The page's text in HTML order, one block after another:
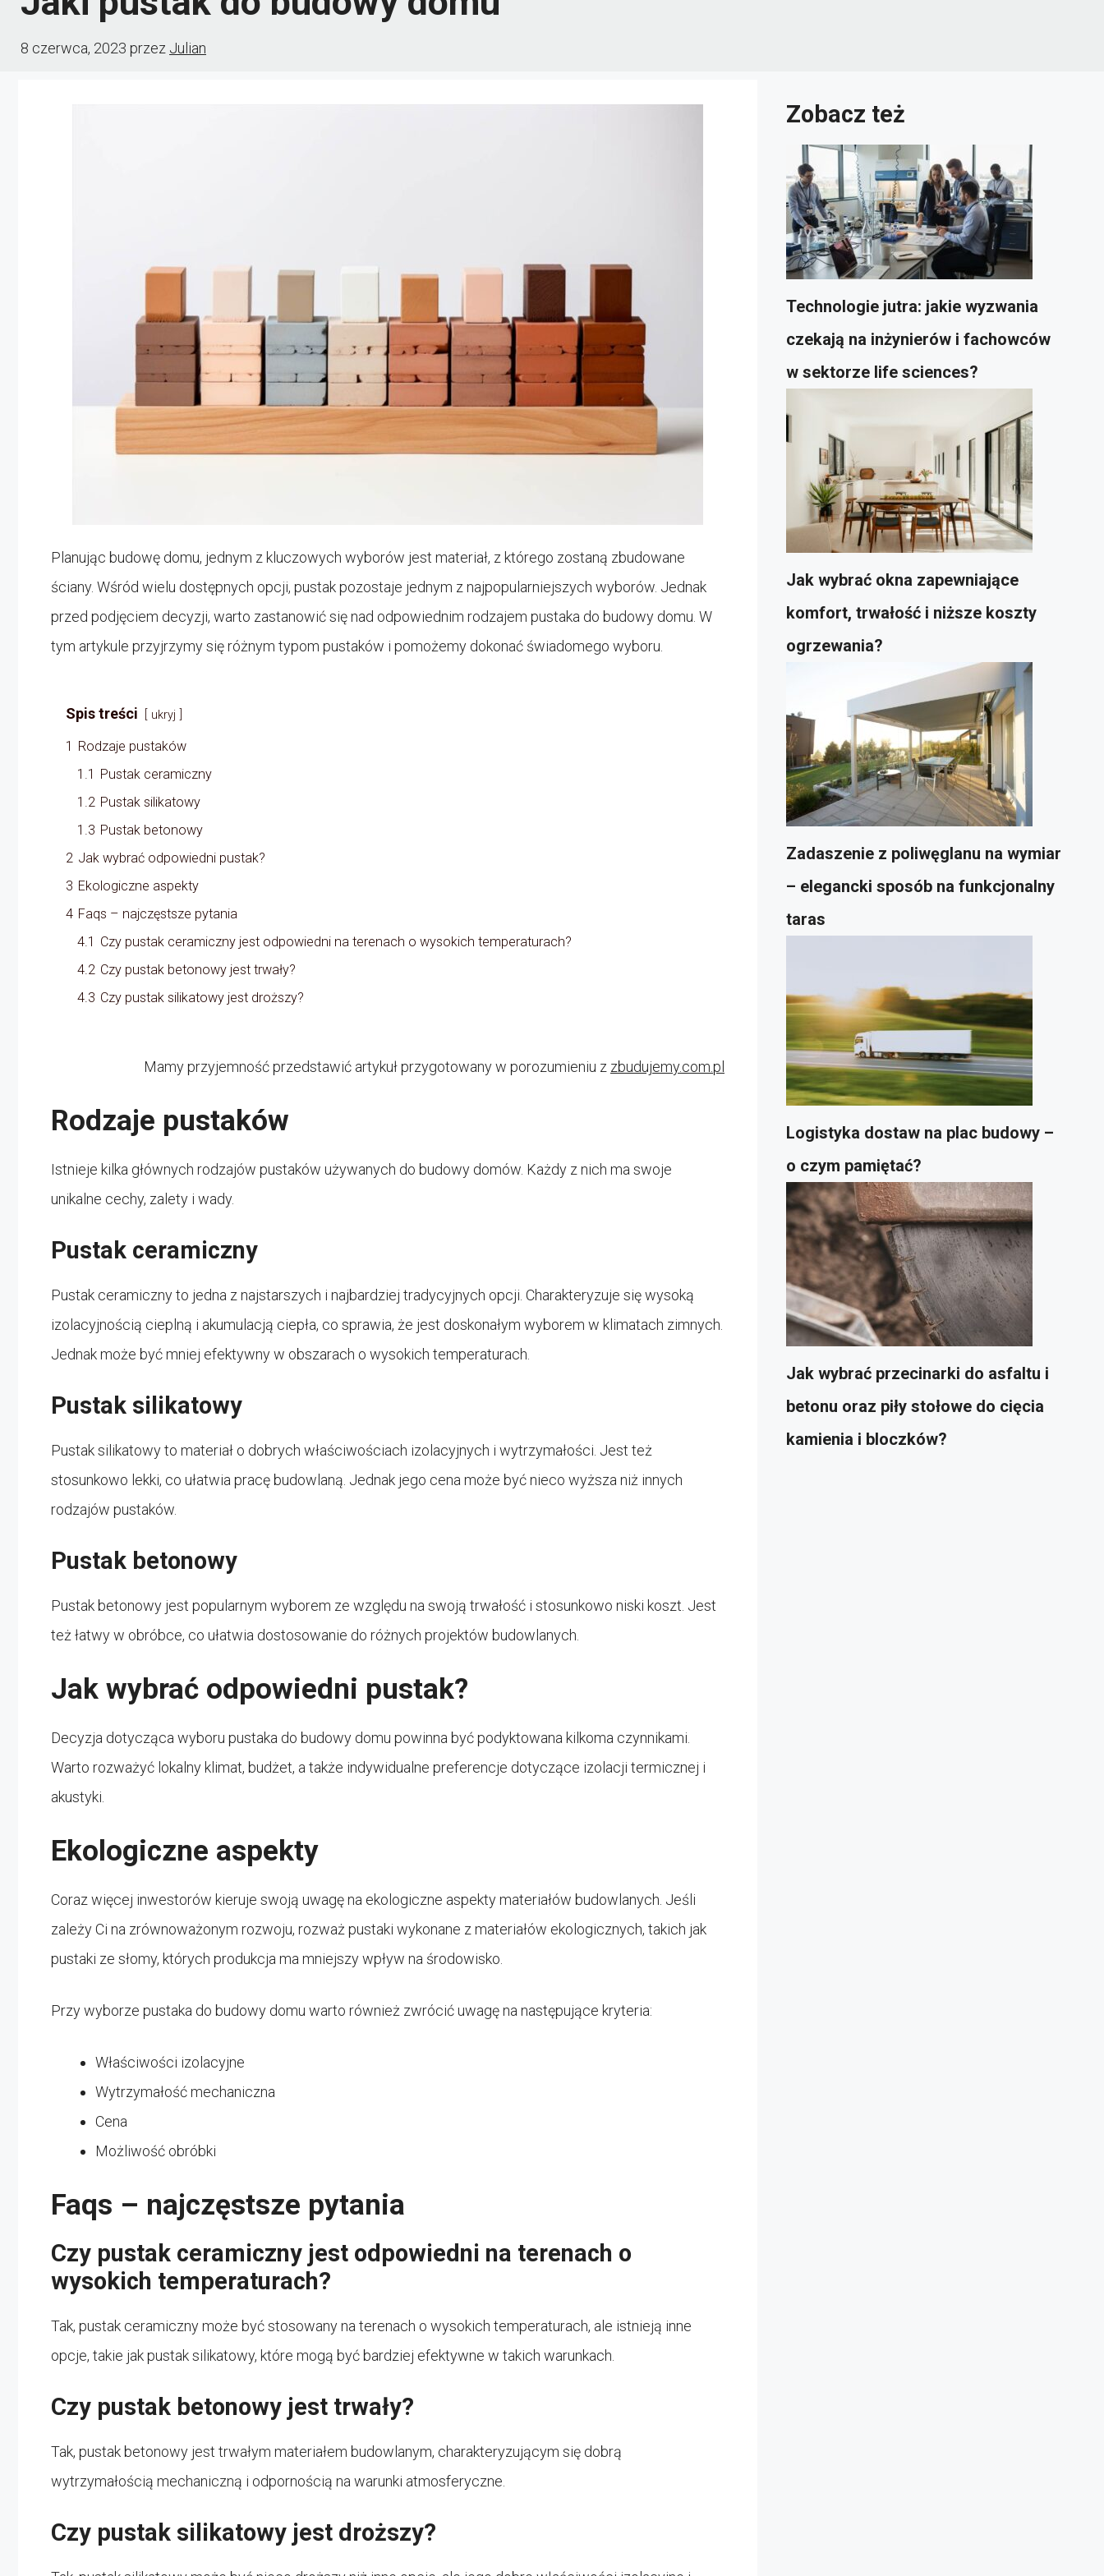
8 czerwca, 2023 przez Julian
Planując budowę domu, jednym z kluczowych wyborów jest materiał, z którego zostaną zbudowane
ściany. Wśród wielu dostępnych opcji, pustak pozostaje jednym z najpopularniejszych wyborów. Jednak
przed podjęciem decyzji, warto zastanowić się nad odpowiednim rodzajem pustaka do budowy domu. W
tym artykule przyjrzymy się różnym typom pustaków i pomożemy dokonać świadomego wyboru.
Spis treści ukryj
1 Rodzaje pustaków
1.1 Pustak ceramiczny
1.2 Pustak silikatowy
1.3 Pustak betonowy
2 Jak wybrać odpowiedni pustak?
3 Ekologiczne aspekty
4 Faqs – najczęstsze pytania
4.1 Czy pustak ceramiczny jest odpowiedni na terenach o wysokich temperaturach?
4.2 Czy pustak betonowy jest trwały?
4.3 Czy pustak silikatowy jest droższy?
Mamy przyjemność przedstawić artykuł przygotowany w porozumieniu z zbudujemy.com.pl
Rodzaje pustaków
Istnieje kilka głównych rodzajów pustaków używanych do budowy domów. Każdy z nich ma swoje
unikalne cechy, zalety i wady.
Pustak ceramiczny
Pustak ceramiczny to jedna z najstarszych i najbardziej tradycyjnych opcji. Charakteryzuje się wysoką
izolacyjnością cieplną i akumulacją ciepła, co sprawia, że jest doskonałym wyborem w klimatach zimnych.
Jednak może być mniej efektywny w obszarach o wysokich temperaturach.
Pustak silikatowy
Pustak silikatowy to materiał o dobrych właściwościach izolacyjnych i wytrzymałości. Jest też
stosunkowo lekki, co ułatwia pracę budowlaną. Jednak jego cena może być nieco wyższa niż innych
rodzajów pustaków.
Pustak betonowy
Pustak betonowy jest popularnym wyborem ze względu na swoją trwałość i stosunkowo niski koszt. Jest
też łatwy w obróbce, co ułatwia dostosowanie do różnych projektów budowlanych.
Jak wybrać odpowiedni pustak?
Decyzja dotycząca wyboru pustaka do budowy domu powinna być podyktowana kilkoma czynnikami.
Warto rozważyć lokalny klimat, budżet, a także indywidualne preferencje dotyczące izolacji termicznej i
akustyki.
Ekologiczne aspekty
Coraz więcej inwestorów kieruje swoją uwagę na ekologiczne aspekty materiałów budowlanych. Jeśli
zależy Ci na zrównoważonym rozwoju, rozważ pustaki wykonane z materiałów ekologicznych, takich jak
pustaki ze słomy, których produkcja ma mniejszy wpływ na środowisko.
Przy wyborze pustaka do budowy domu warto również zwrócić uwagę na następujące kryteria:
Właściwości izolacyjne
Wytrzymałość mechaniczna
Cena
Możliwość obróbki
Faqs – najczęstsze pytania
Czy pustak ceramiczny jest odpowiedni na terenach o
wysokich temperaturach?
Tak, pustak ceramiczny może być stosowany na terenach o wysokich temperaturach, ale istnieją inne
opcje, takie jak pustak silikatowy, które mogą być bardziej efektywne w takich warunkach.
Czy pustak betonowy jest trwały?
Tak, pustak betonowy jest trwałym materiałem budowlanym, charakteryzującym się dobrą
wytrzymałością mechaniczną i odpornością na warunki atmosferyczne.
Czy pustak silikatowy jest droższy?
Zobacz też
Technologie jutra: jakie wyzwania
czekają na inżynierów i fachowców
w sektorze life sciences?
Jak wybrać okna zapewniające
komfort, trwałość i niższe koszty
ogrzewania?
Zadaszenie z poliwęglanu na wymiar
– elegancki sposób na funkcjonalny
taras
Logistyka dostaw na plac budowy –
o czym pamiętać?
Jak wybrać przecinarki do asfaltu i
betonu oraz piły stołowe do cięcia
kamienia i bloczków?